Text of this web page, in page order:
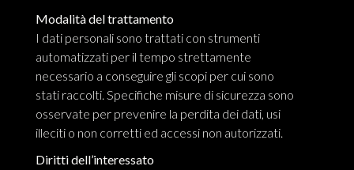
Modalità del trattamento
I dati personali sono trattati con strumenti
automatizzati per il tempo strettamente
necessario a conseguire gli scopi per cui sono
stati raccolti. Specifiche misure di sicurezza sono
osservate per prevenire la perdita dei dati, usi
illeciti o non corretti ed accessi non autorizzati.
Diritti dell’interessato